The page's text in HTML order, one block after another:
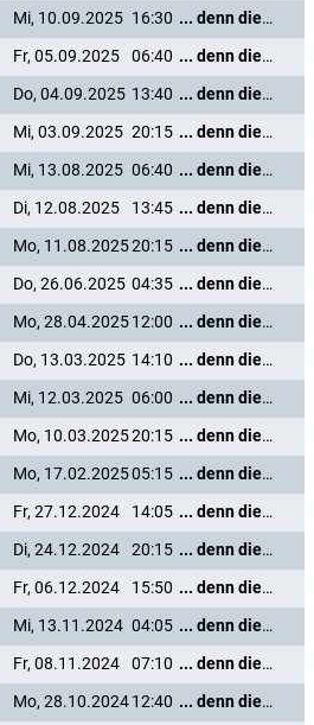
Mi, 10.09.2025 16:30
... denn die Musik und die Liebe in Tirol
Fr, 05.09.2025 06:40
... denn die Musik und die Liebe in Tirol
Do, 04.09.2025 13:40
... denn die Musik und die Liebe in Tirol
Mi, 03.09.2025 20:15
... denn die Musik und die Liebe in Tirol
Mi, 13.08.2025 06:40
... denn die Musik und die Liebe in Tirol
Di, 12.08.2025 13:45
... denn die Musik und die Liebe in Tirol
Mo, 11.08.202520:15
... denn die Musik und die Liebe in Tirol
Do, 26.06.2025 04:35
... denn die Musik und die Liebe in Tirol
Mo, 28.04.202512:00
... denn die Musik und die Liebe in Tirol
Do, 13.03.2025 14:10
... denn die Musik und die Liebe in Tirol
Mi, 12.03.2025 06:00
... denn die Musik und die Liebe in Tirol
Mo, 10.03.202520:15
... denn die Musik und die Liebe in Tirol
Mo, 17.02.202505:15
... denn die Musik und die Liebe in Tirol
Fr, 27.12.2024 14:05
... denn die Musik und die Liebe in Tirol
Di, 24.12.2024 20:15
... denn die Musik und die Liebe in Tirol
Fr, 06.12.2024 15:50
... denn die Musik und die Liebe in Tirol
Mi, 13.11.2024 04:05
... denn die Musik und die Liebe in Tirol
Fr, 08.11.2024 07:10
... denn die Musik und die Liebe in Tirol
Mo, 28.10.202412:40
... denn die Musik und die Liebe in Tirol